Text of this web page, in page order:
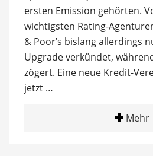
ersten Emission gehörten.
wichtigsten Rating-
& Poor’s bislang allerdings
Upgrade verkündet,
zögert. Eine neue Kredit-
jetzt …
Mehr